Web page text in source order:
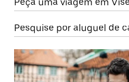
Pesquise por aluguel de